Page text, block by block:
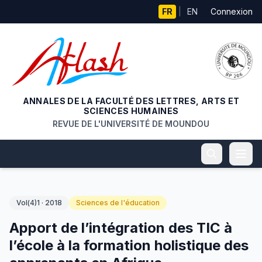
FR EN Connexion
ANNALES DE LA FACULTÉ DES LETTRES, ARTS ET
SCIENCES HUMAINES
REVUE DE L'UNIVERSITÉ DE MOUNDOU
Vol(4)1 · 2018 Sciences de l'éducation
Apport de l’intégration des TIC à
l’école à la formation holistique des